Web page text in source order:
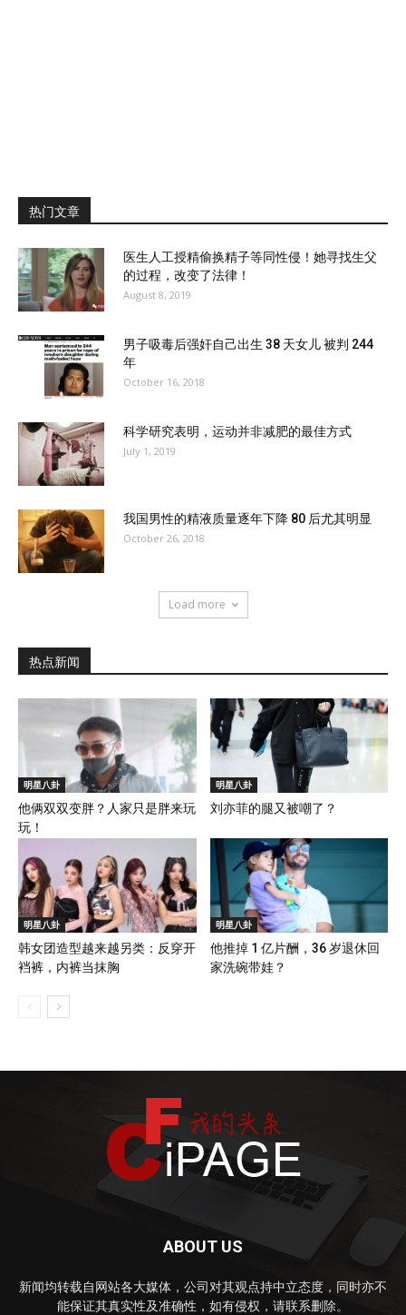
热门文章
医生人工授精偷换精子等同性侵！她寻找生父
的过程，改变了法律！
August 8, 2019
男子吸毒后强奸自己出生 38 天女儿 被判 244
年
October 16, 2018
科学研究表明，运动并非减肥的最佳方式
July 1, 2019
我国男性的精液质量逐年下降 80 后尤其明显
October 26, 2018
Load more
热点新闻
明星八卦
他俩双双变胖？人家只是胖来玩
玩！
明星八卦
刘亦菲的腿又被嘲了？
明星八卦
韩女团造型越来越另类：反穿开
裆裤，内裤当抹胸
明星八卦
他推掉 1 亿片酬，36 岁退休回
家洗碗带娃？
ABOUT US
新闻均转载自网站各大媒体，公司对其观点持中立态度，同时亦不
能保证其真实性及准确性，如有侵权，请联系删除。